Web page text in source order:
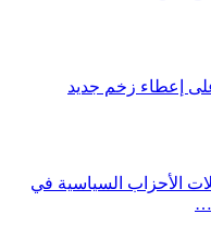
إعطاء زخم جديد
الأحزاب السياسية في